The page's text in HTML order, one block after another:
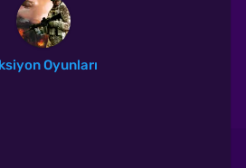
Oyunları